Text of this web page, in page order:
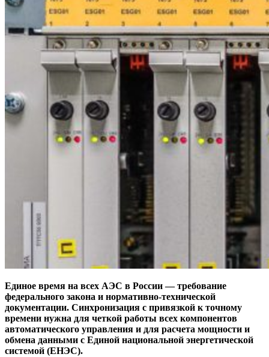
Единое время на всех АЭС в России — ​требование
федерального закона и нормативно-технической
документации. Синхронизация с привязкой к точному
времени нужна для четкой работы всех компонентов
автоматического управления и для расчета мощности и
обмена данными с Единой национальной энергетической
системой (ЕНЭС).